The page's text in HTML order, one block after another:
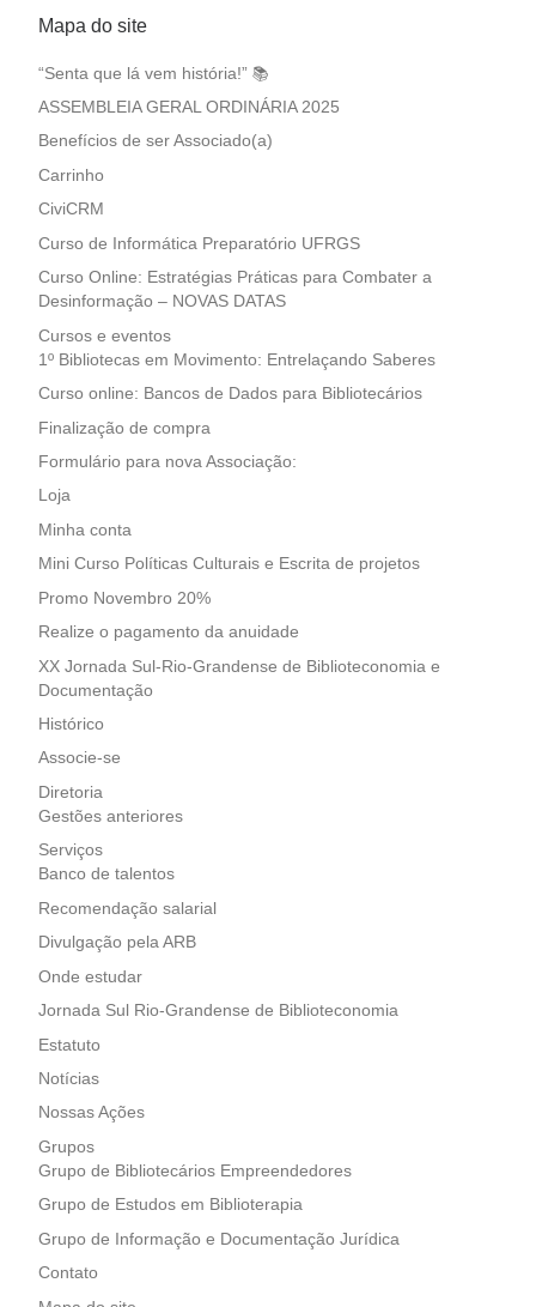
Mapa do site
“Senta que lá vem história!” 📚
ASSEMBLEIA GERAL ORDINÁRIA 2025
Benefícios de ser Associado(a)
Carrinho
CiviCRM
Curso de Informática Preparatório UFRGS
Curso Online: Estratégias Práticas para Combater a
Desinformação – NOVAS DATAS
Cursos e eventos
1º Bibliotecas em Movimento: Entrelaçando Saberes
Curso online: Bancos de Dados para Bibliotecários
Finalização de compra
Formulário para nova Associação:
Loja
Minha conta
Mini Curso Políticas Culturais e Escrita de projetos
Promo Novembro 20%
Realize o pagamento da anuidade
XX Jornada Sul-Rio-Grandense de Biblioteconomia e
Documentação
Histórico
Associe-se
Diretoria
Gestões anteriores
Serviços
Banco de talentos
Recomendação salarial
Divulgação pela ARB
Onde estudar
Jornada Sul Rio-Grandense de Biblioteconomia
Estatuto
Notícias
Nossas Ações
Grupos
Grupo de Bibliotecários Empreendedores
Grupo de Estudos em Biblioterapia
Grupo de Informação e Documentação Jurídica
Contato